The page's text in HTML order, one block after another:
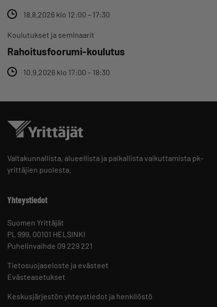
18.8.2026 klo 12:00 – 17:30
Koulutukset ja seminaarit
Rahoitusfoorumi-koulutus
10.9.2026 klo 17:00 – 18:30
Valtakunnallista, alueellista ja paikallista vaikuttamista pk-
yrittäjien puolesta.
Yhteystiedot
Suomen Yrittäjät
PL 999, 00101 HELSINKI
Puhelinvaihde 09 229 221
Tietosuojaseloste ja evästeet
Evästeasetukset
Keskusjärjestön yhteystiedot ja henkilöstö